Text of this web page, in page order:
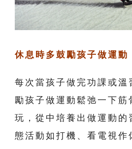
休息時多鼓勵孩子做運動
每次當孩子做完功課或溫
勵孩子做運動鬆弛一下筋
玩，從中培養出做運動的
態活動如打機、看電視作